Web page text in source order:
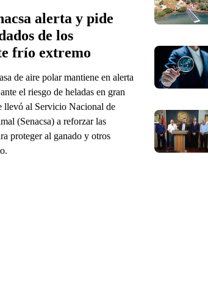
alerta y pide
de los
frío extremo
de aire polar mantiene en alerta
el riesgo de heladas en gran
llevó al Servicio Nacional de
(Senacsa) a reforzar las
proteger al ganado y otros